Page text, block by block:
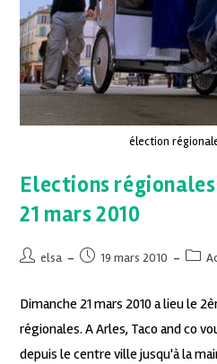
élection
Elections
21 mars 2010
elsa 19 mars 2010
Dimanche 21 mars 2010 a lieu le
régionales. A Arles, Taco and co
depuis le centre ville jusqu'à la